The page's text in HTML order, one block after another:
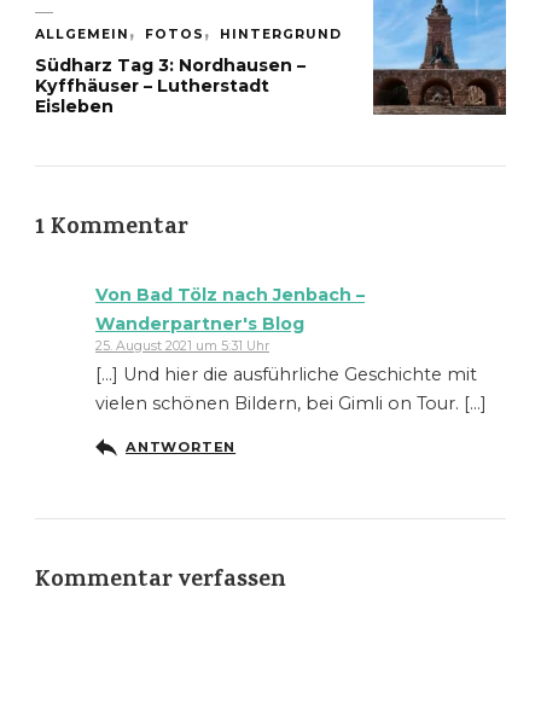
ALLGEMEIN FOTOS HINTERGRUND
Südharz Tag 3: Nordhausen –
Kyffhäuser – Lutherstadt
Eisleben
1 Kommentar
Von Bad Tölz nach Jenbach –
Wanderpartner's Blog
25. August 2021 um 5:31 Uhr
[…] Und hier die ausführliche Geschichte mit
vielen schönen Bildern, bei Gimli on Tour. […]
ANTWORTEN
Kommentar verfassen